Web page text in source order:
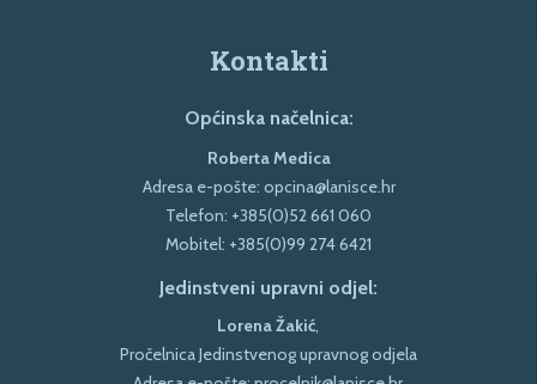
Kontakti
Općinska načelnica:
Roberta Medica
Adresa e-pošte: opcina@lanisce.hr
Telefon: +385(0)52 661 060
Mobitel: +385(0)99 274 6421
Jedinstveni upravni odjel:
Lorena Žakić
Pročelnica Jedinstvenog upravnog odjela